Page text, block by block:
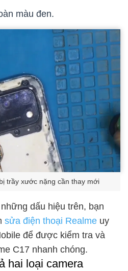
màu đen.
trầy xước nặng cần thay mới
dấu hiệu trên, bạn
sửa điện thoại Realme uy
để được kiểm tra và
C17 nhanh chóng.
hai loại camera